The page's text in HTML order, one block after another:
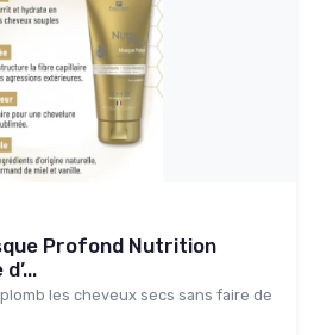
Profond Nutrition
les cheveux secs sans faire de